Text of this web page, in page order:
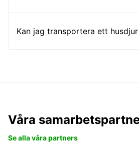
Kan jag transportera ett
Våra
Se alla våra partners